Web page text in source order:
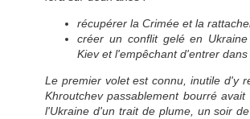
récupérer la Crimée et la
créer un conflit gelé en
Kiev et l'empêchant d'entrer dans
Le premier volet est connu, inutile d'y
Khroutchev passablement bourré
l'Ukraine d'un trait de plume, un soir